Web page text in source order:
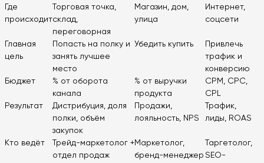
Где
происходит
Торговая точка,
склад,
переговорная
Магазин, дом,
улица
Интернет,
соцсети
Главная
цель
Попасть на полку и
занять лучшее
место
Убедить купить
Привлечь
трафик и
конверсию
Бюджет
% от оборота
канала
% от выручки
продукта
CPM, CPC,
CPL
Результат
Дистрибуция, доля
полки, объём
закупок
Продажи,
лояльность, NPS
Трафик,
лиды, ROAS
Кто ведёт
Трейд-маркетолог +
отдел продаж
Маркетолог,
бренд-менеджер
Таргетолог,
SEO-